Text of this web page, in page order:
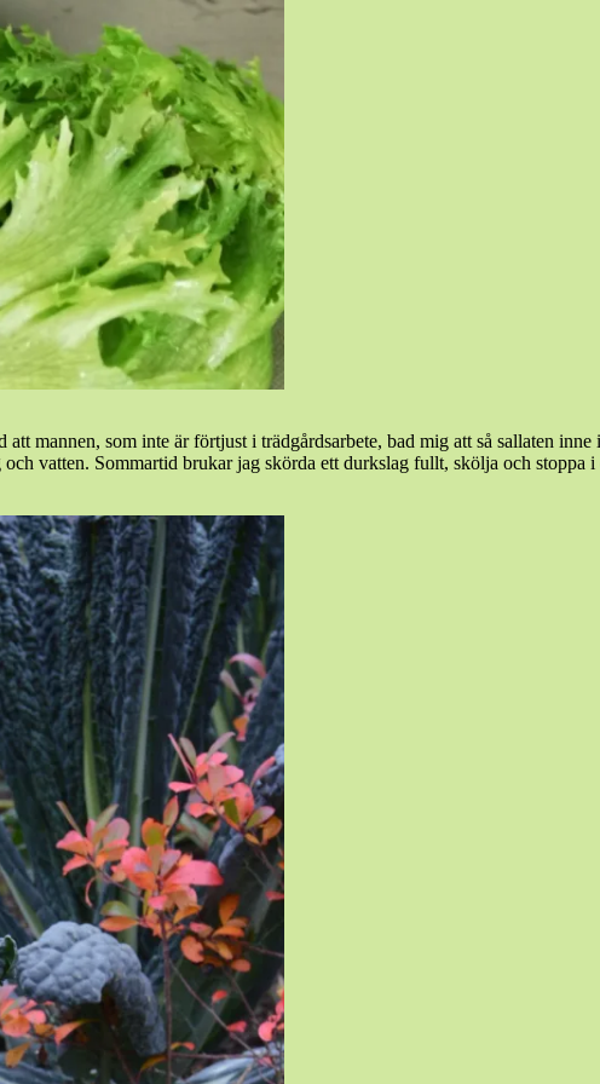
mannen, som inte är förtjust i trädgårdsarbete, bad mig att så sallaten
vatten. Sommartid brukar jag skörda ett durkslag fullt, skölja och stoppa